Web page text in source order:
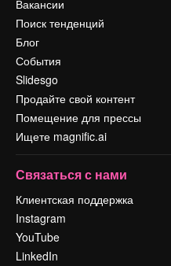
Вакансии
Поиск тенденций
Блог
События
Slidesgo
Продайте свой контент
Помещение для прессы
Ищете magnific.ai
Связаться с нами
Клиентская поддержка
Instagram
YouTube
LinkedIn